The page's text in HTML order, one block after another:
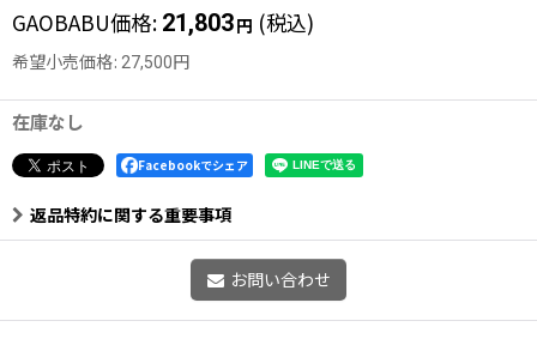
GAOBABU価格: 21,803円 (税込)
希望小売価格: 27,500円
在庫なし
Facebookでシェア
返品特約に関する重要事項
お問い合わせ